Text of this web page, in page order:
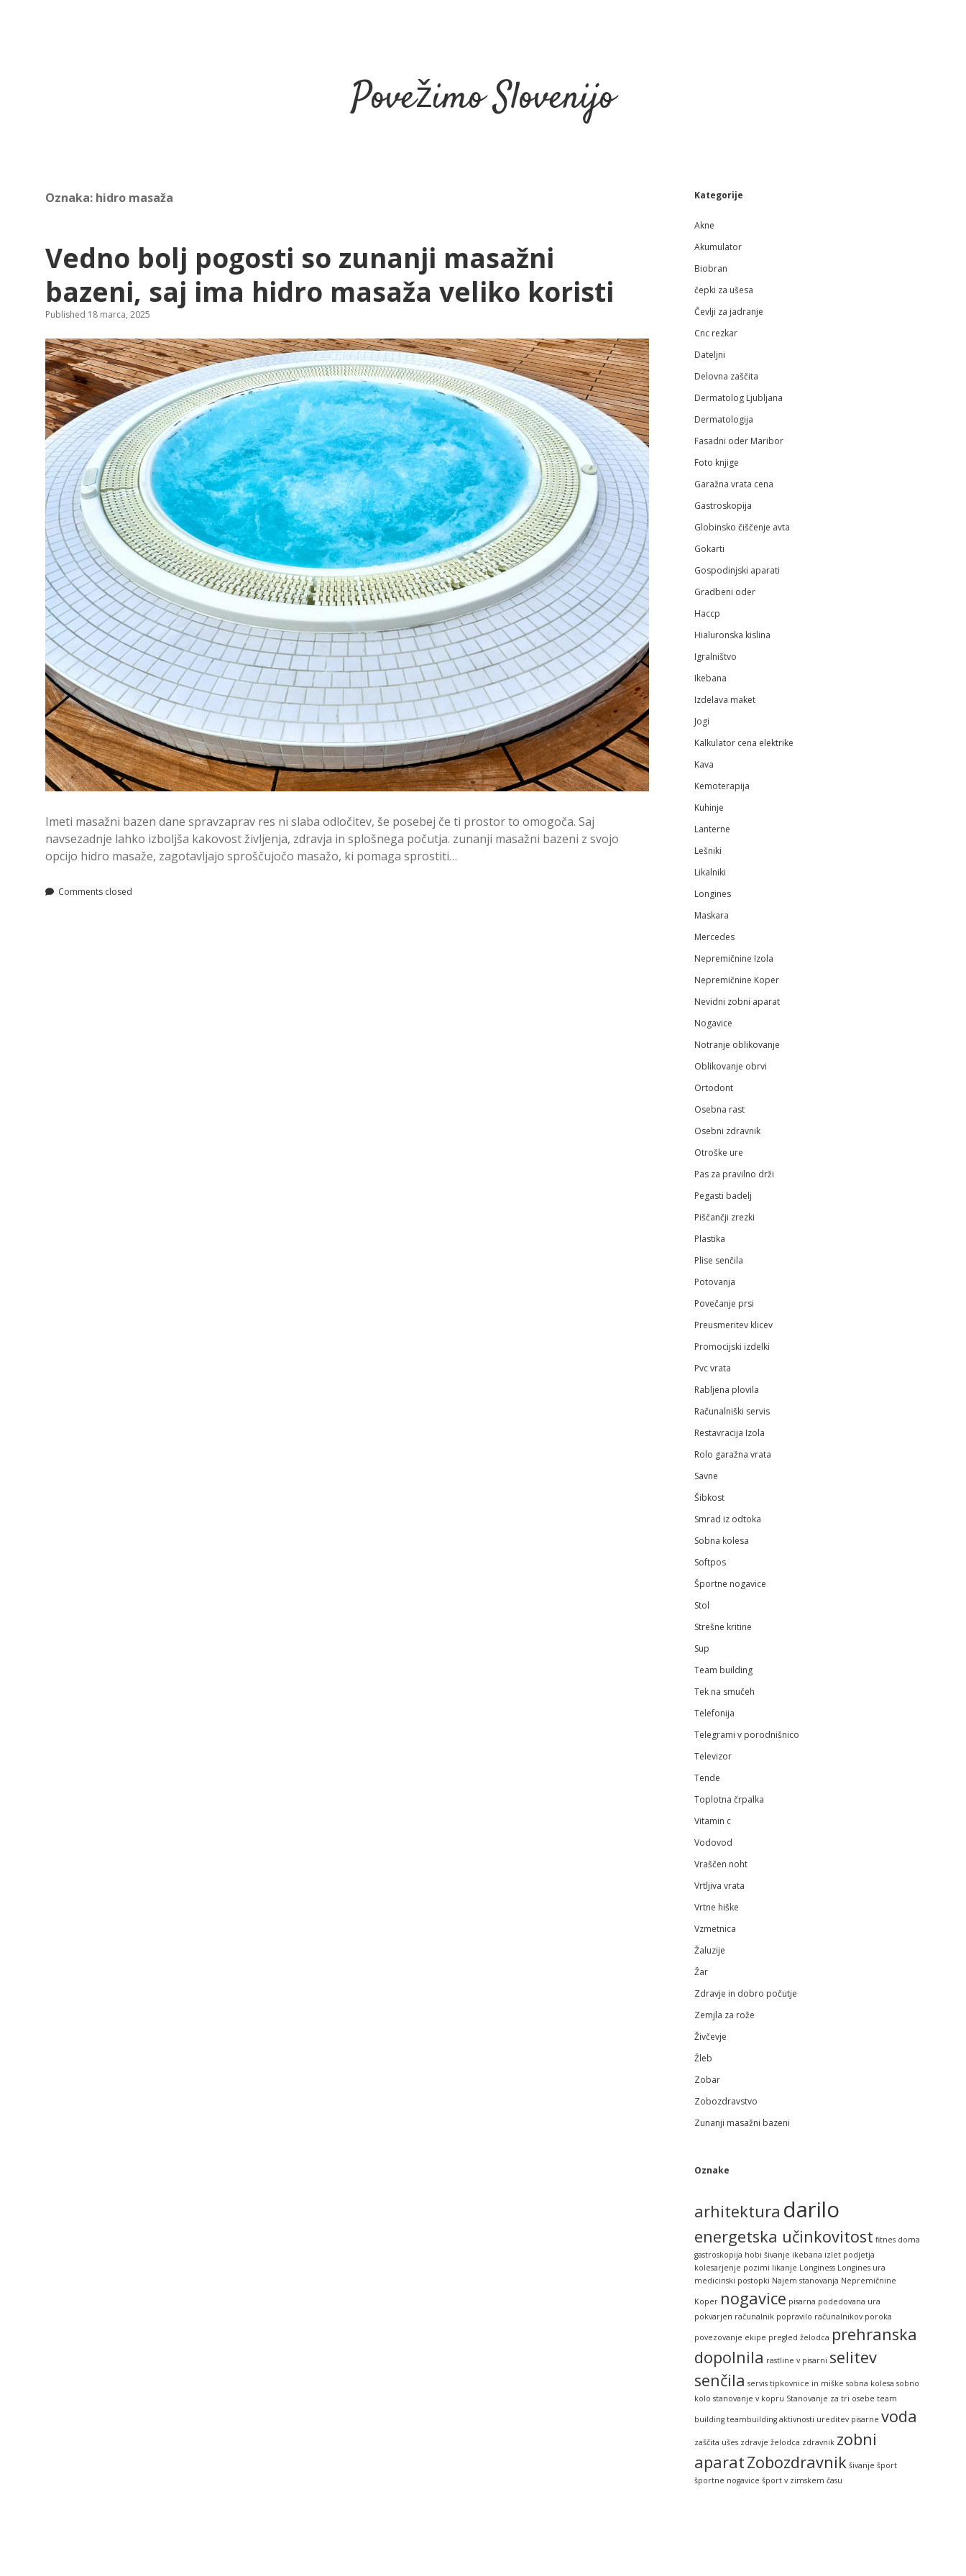
Povežimo Slovenijo
Oznaka: hidro masaža
Vedno bolj pogosti so zunanji masažni
bazeni, saj ima hidro masaža veliko koristi
Published 18 marca, 2025
Imeti masažni bazen dane spravzaprav res ni slaba odločitev, še posebej če ti prostor to omogoča. Saj
navsezadnje lahko izboljša kakovost življenja, zdravja in splošnega počutja. zunanji masažni bazeni z svojo
opcijo hidro masaže, zagotavljajo sproščujočo masažo, ki pomaga sprostiti…
Comments closed
Sidebar
Kategorije
Akne
Akumulator
Biobran
čepki za ušesa
Čevlji za jadranje
Cnc rezkar
Dateljni
Delovna zaščita
Dermatolog Ljubljana
Dermatologija
Fasadni oder Maribor
Foto knjige
Garažna vrata cena
Gastroskopija
Globinsko čiščenje avta
Gokarti
Gospodinjski aparati
Gradbeni oder
Haccp
Hialuronska kislina
Igralništvo
Ikebana
Izdelava maket
Jogi
Kalkulator cena elektrike
Kava
Kemoterapija
Kuhinje
Lanterne
Lešniki
Likalniki
Longines
Maskara
Mercedes
Nepremičnine Izola
Nepremičnine Koper
Nevidni zobni aparat
Nogavice
Notranje oblikovanje
Oblikovanje obrvi
Ortodont
Osebna rast
Osebni zdravnik
Otroške ure
Pas za pravilno drži
Pegasti badelj
Piščančji zrezki
Plastika
Plise senčila
Potovanja
Povečanje prsi
Preusmeritev klicev
Promocijski izdelki
Pvc vrata
Rabljena plovila
Računalniški servis
Restavracija Izola
Rolo garažna vrata
Savne
Šibkost
Smrad iz odtoka
Sobna kolesa
Softpos
Športne nogavice
Stol
Strešne kritine
Sup
Team building
Tek na smučeh
Telefonija
Telegrami v porodnišnico
Televizor
Tende
Toplotna črpalka
Vitamin c
Vodovod
Vraščen noht
Vrtljiva vrata
Vrtne hiške
Vzmetnica
Žaluzije
Žar
Zdravje in dobro počutje
Zemjla za rože
Živčevje
Žleb
Zobar
Zobozdravstvo
Zunanji masažni bazeni
Oznake
arhitektura darilo
energetska učinkovitost fitnes doma
gastroskopija hobi šivanje ikebana izlet podjetja
kolesarjenje pozimi likanje Longiness Longines ura
medicinski postopki Najem stanovanja Nepremičnine
Koper nogavice pisarna podedovana ura
pokvarjen računalnik popravilo računalnikov poroka
povezovanje ekipe pregled želodca prehranska
dopolnila rastline v pisarni selitev
senčila servis tipkovnice in miške sobna kolesa sobno
kolo stanovanje v kopru Stanovanje za tri osebe team
building teambuilding aktivnosti ureditev pisarne voda
zaščita ušes zdravje želodca zdravnik zobni
aparatZobozdravnik šivanje šport
športne nogavice šport v zimskem času